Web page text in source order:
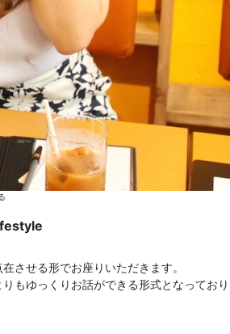
させる形でお座りいただきます。
もゆっくりお話ができる形式となっており